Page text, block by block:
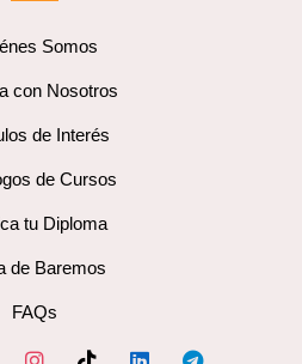
Somos
con Nosotros
de Interés
de Cursos
tu Diploma
de Baremos
FAQs